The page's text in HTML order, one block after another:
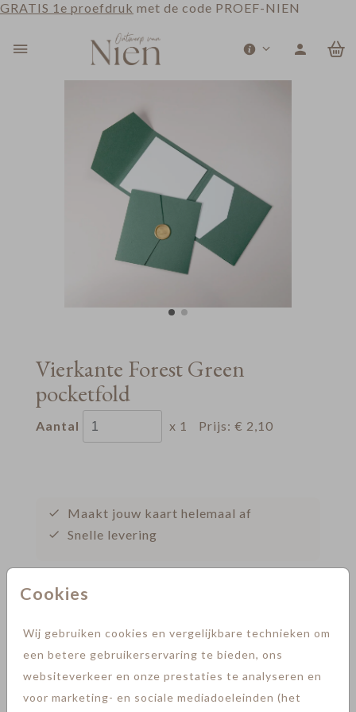
GRATIS 1e proefdruk met de code PROEF-NIEN
Cookies
Wij gebruiken cookies en vergelijkbare technieken om
een betere gebruikerservaring te bieden, ons
websiteverkeer en onze prestaties te analyseren en
voor marketing- en sociale mediadoeleinden (het
Vierkante Forest Green
pocketfold
Aantal x 1 Prijs: € 2,10
Maakt jouw kaart helemaal af
Snelle levering
OMSCHRIJVING